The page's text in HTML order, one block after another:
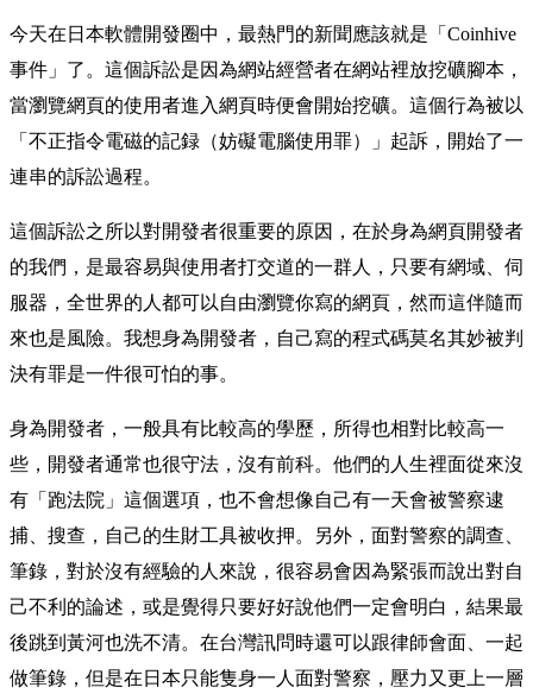
今天在日本軟體開發圈中，最熱門的新聞應該就是「Coinhive
事件」了。這個訴訟是因為網站經營者在網站裡放挖礦腳本，
當瀏覽網頁的使用者進入網頁時便會開始挖礦。這個行為被以
「不正指令電磁的記録（妨礙電腦使用罪）」起訴，開始了一
連串的訴訟過程。
這個訴訟之所以對開發者很重要的原因，在於身為網頁開發者
的我們，是最容易與使用者打交道的一群人，只要有網域、伺
服器，全世界的人都可以自由瀏覽你寫的網頁，然而這伴隨而
來也是風險。我想身為開發者，自己寫的程式碼莫名其妙被判
決有罪是一件很可怕的事。
身為開發者，一般具有比較高的學歷，所得也相對比較高一
些，開發者通常也很守法，沒有前科。他們的人生裡面從來沒
有「跑法院」這個選項，也不會想像自己有一天會被警察逮
捕、搜查，自己的生財工具被收押。另外，面對警察的調查、
筆錄，對於沒有經驗的人來說，很容易會因為緊張而說出對自
己不利的論述，或是覺得只要好好說他們一定會明白，結果最
後跳到黃河也洗不清。在台灣訊問時還可以跟律師會面、一起
做筆錄，但是在日本只能隻身一人面對警察，壓力又更上一層